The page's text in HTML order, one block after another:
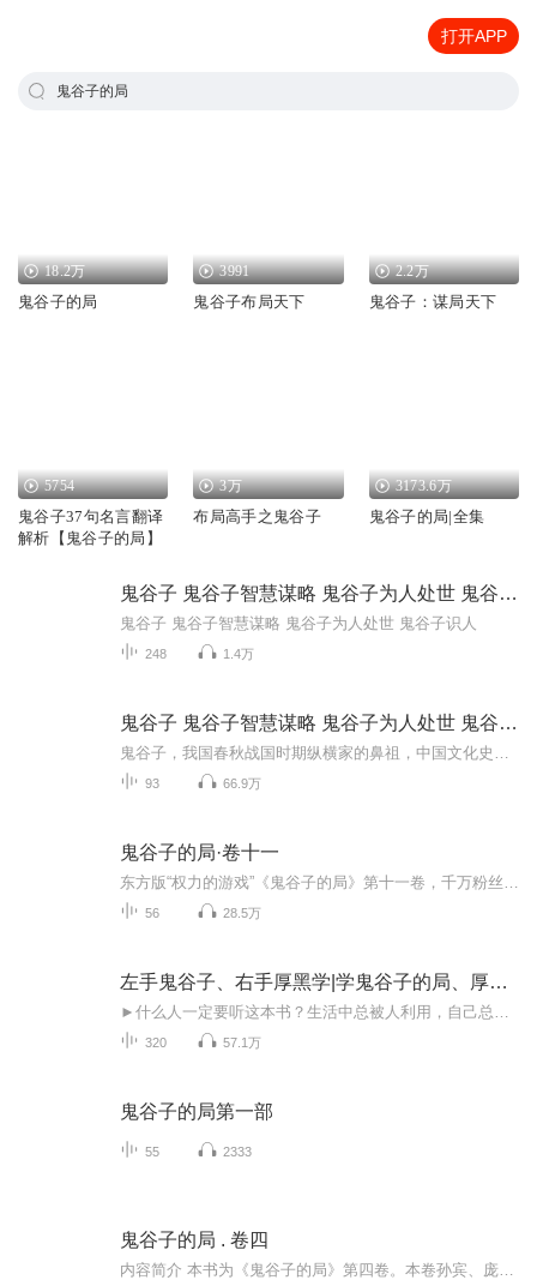
打开APP
鬼谷子的局
18.2万
鬼谷子的局
3991
鬼谷子布局天下
2.2万
鬼谷子：谋局天下
5754
鬼谷子37句名言翻译
解析【鬼谷子的局】
3万
布局高手之鬼谷子
3173.6万
鬼谷子的局|全集
鬼谷子 鬼谷子智慧谋略 鬼谷子为人处世 鬼谷子识人
鬼谷子 鬼谷子智慧谋略 鬼谷子为人处世 鬼谷子识人
248 1.4万
鬼谷子 鬼谷子智慧谋略 鬼谷子为人处世 鬼谷子识人
93 66.9万
鬼谷子的局·卷十一
56 28.5万
左手鬼谷子、右手厚黑学|学鬼谷子的局、厚黑处事之道
320 57.1万
鬼谷子的局第一部
55 2333
鬼谷子的局 . 卷四